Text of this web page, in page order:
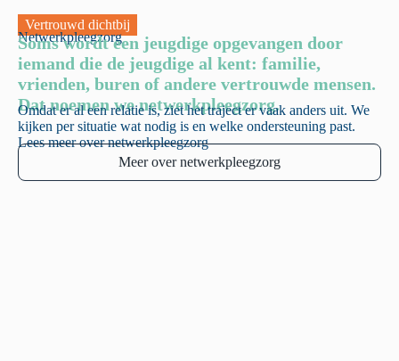
Vertrouwd dichtbij
Netwerkpleegzorg
Soms wordt een jeugdige opgevangen door
iemand die de jeugdige al kent: familie,
vrienden, buren of andere vertrouwde mensen.
Dat noemen we netwerkpleegzorg.
Omdat er al een relatie is, ziet het traject er vaak anders uit. We
kijken per situatie wat nodig is en welke ondersteuning past.
Lees meer over netwerkpleegzorg
Meer over netwerkpleegzorg